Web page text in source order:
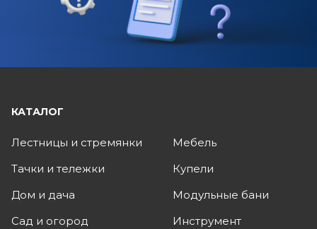
КАТАЛОГ
Лестницы и стремянки
Тачки и тележки
Дом и дача
Сад и огород
Мебель
Купели
Модульные бани
Инструмент